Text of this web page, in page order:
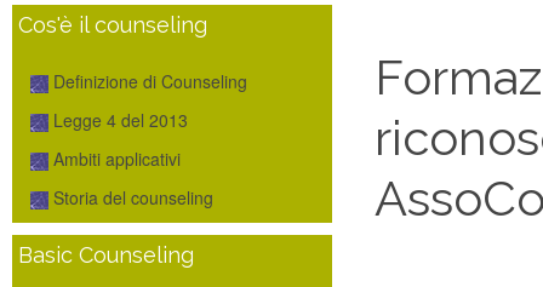
Cos'è il counseling
Definizione di Counseling
Legge 4 del 2013
Ambiti applicativi
Storia del counseling
Basic Counseling